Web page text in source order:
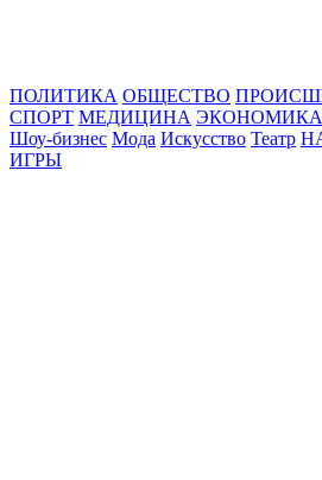
ПОЛИТИКА ОБЩЕСТВО
СПОРТ МЕДИЦИНА ЭКОНОМИКА
Шоу-бизнес Мода Искусство Театр
ИГРЫ